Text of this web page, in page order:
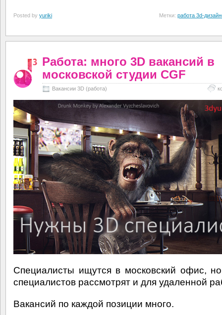
Posted by yuriki Метки: работа 3d-
Работа: много 3D вакансий в
московской студии CGF
Вакансии 3D (работа)
Специалисты ищутся в московский офис,
специалистов рассмотрят и для удаленной
Вакансий по каждой позиции много.